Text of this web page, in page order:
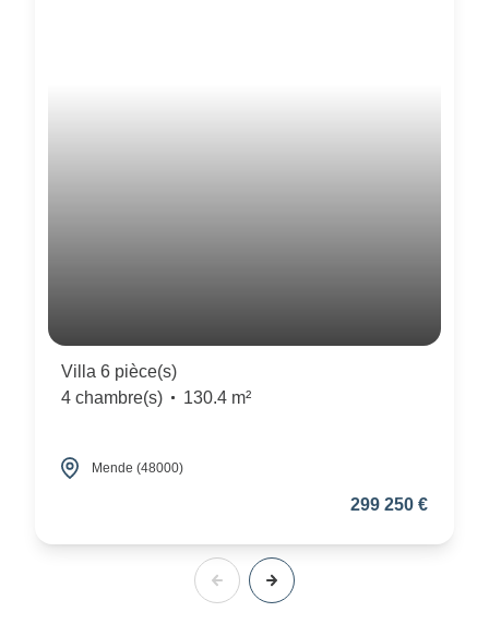
Villa 6 pièce(s)
4 chambre(s)
130.4 m²
Mende (48000)
299 250 €